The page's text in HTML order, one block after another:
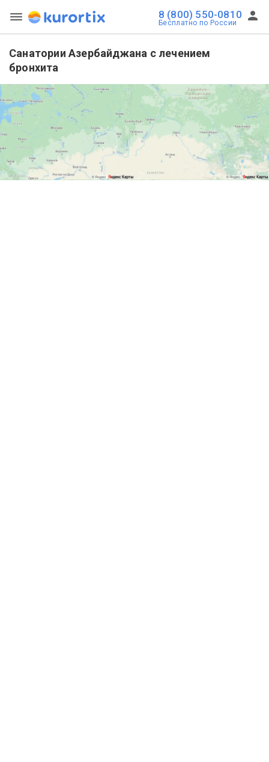
8 (800) 550-0810
Бесплатно по России
Санатории Азербайджана с лечением
бронхита